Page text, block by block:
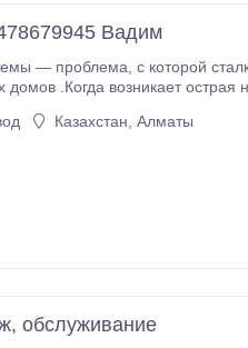
Вадим
количество людей как
Казахстан, Алматы
обслуживание